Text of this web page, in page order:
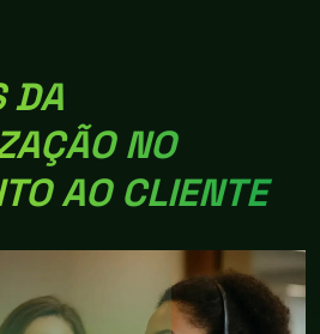
DA
NO
AO CLIENTE